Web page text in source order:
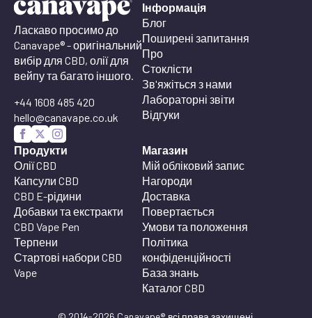
Ласкаво просимо до
Canavape® - оригінальний
вибір для CBD, олії для
вейпу та багато іншого.
+44 1608 485 420
hello@canavape.co.uk
Інформація
Блог
Поширені запитання
Про
Стоклісти
Зв'яжіться з нами
Лабораторні звіти
Відгуки
Продукти
Олії CBD
Капсули CBD
CBD E-рідини
Добавки та екстракти
CBD Vape Pen
Терпени
Стартові набори CBD
Vape
Магазин
Мій обліковий запис
Нагороди
Доставка
Повертається
Умови та положення
Політика
конфіденційності
База знань
Каталог CBD